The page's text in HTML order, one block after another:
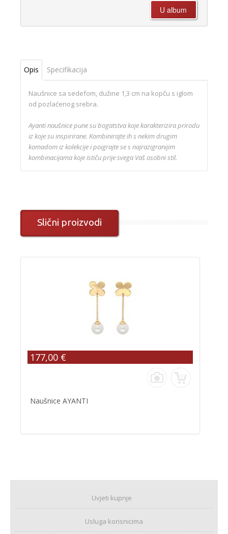
Opis Specifikacija
Naušnice sa sedefom, dužine 1,3 cm na kopču s iglom
od pozlaćenog srebra.
Ayanti naušnice pune su bogatstva koje karakterizira prirodu
iz koje su inspirirane. Kombinirajte ih s nekim drugim
komadom iz kolekcije i poigrajte se s najrazigranijim
kombinacijama koje ističu prije svega Vaš osobni stil.
Slični proizvodi
177,00 €
Naušnice AYANTI
Uvjeti kupnje
Usluga korisnicima